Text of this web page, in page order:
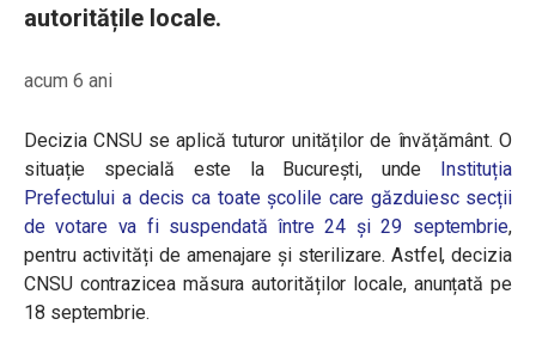
autoritățile locale.
acum 6 ani
Decizia CNSU se aplică tuturor unităților de învățământ. O
situație specială este la București, unde Instituția
Prefectului a decis ca toate școlile care găzduiesc secții
de votare va fi suspendată între 24 și 29 septembrie,
pentru activități de amenajare și sterilizare. Astfel, decizia
CNSU contrazicea măsura autorităților locale, anunțată pe
18 septembrie.